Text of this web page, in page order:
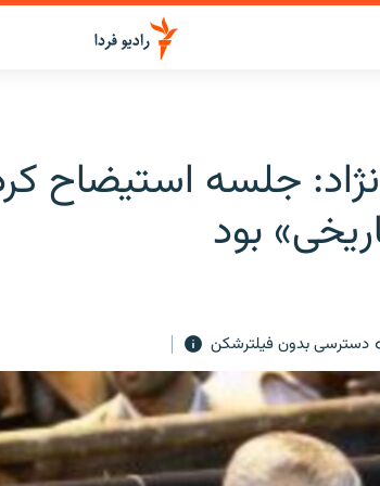
جلسه استيضاح
بود
دسترسی بدون فیلترشکن